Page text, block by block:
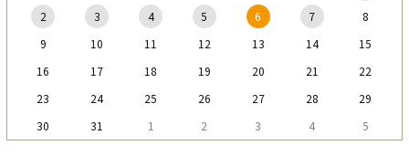
2
3 4 5 6 7
8
9
10 11 12 13 14
15
16
17 18 19 20 21
22
23
24 25 26 27 28
29
30
31 1 2 3 4 5